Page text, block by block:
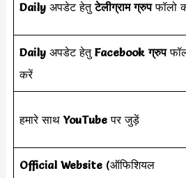
Daily अपडेट हेतुटेलीग्राम ग्रुपफॉलो
Daily अपडेट हेतुFacebook ग्रुप
करें
हमारे साथYouTubeपर जुड़ें
Official Website (ऑफिशियल